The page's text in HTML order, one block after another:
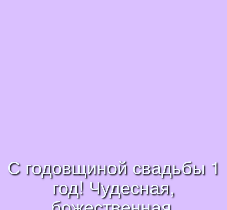
С годовщиной свадьбы 1
год! Чудесная,